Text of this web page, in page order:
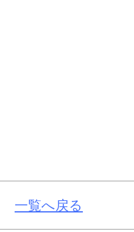
一覧へ戻る